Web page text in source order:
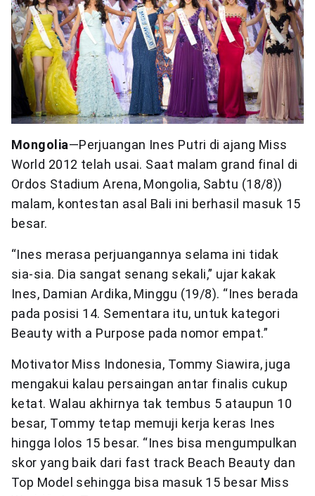
Mongolia—Perjuangan Ines Putri di ajang Miss
World 2012 telah usai. Saat malam grand final di
Ordos Stadium Arena, Mongolia, Sabtu (18/8))
malam, kontestan asal Bali ini berhasil masuk 15
besar.
“Ines merasa perjuangannya selama ini tidak
sia-sia. Dia sangat senang sekali,” ujar kakak
Ines, Damian Ardika, Minggu (19/8). “Ines berada
pada posisi 14. Sementara itu, untuk kategori
Beauty with a Purpose pada nomor empat.”
Motivator Miss Indonesia, Tommy Siawira, juga
mengakui kalau persaingan antar finalis cukup
ketat. Walau akhirnya tak tembus 5 ataupun 10
besar, Tommy tetap memuji kerja keras Ines
hingga lolos 15 besar. “Ines bisa mengumpulkan
skor yang baik dari fast track Beach Beauty dan
Top Model sehingga bisa masuk 15 besar Miss